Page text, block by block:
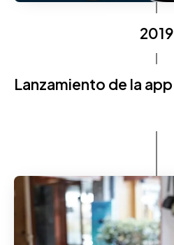
2019
Lanzamiento de la app